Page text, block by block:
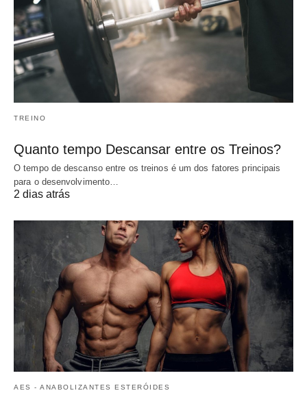
TREINO
Quanto tempo Descansar entre os Treinos?
O tempo de descanso entre os treinos é um dos fatores principais
para o desenvolvimento…
2 dias atrás
AES - ANABOLIZANTES ESTERÓIDES